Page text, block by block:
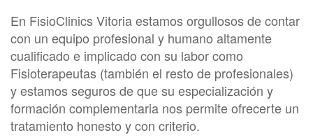
En FisioClinics Vitoria estamos orgullosos de contar
con un equipo profesional y humano altamente
cualificado e implicado con su labor como
Fisioterapeutas (también el resto de profesionales)
y estamos seguros de que su especialización y
formación complementaria nos permite ofrecerte un
tratamiento honesto y con criterio.